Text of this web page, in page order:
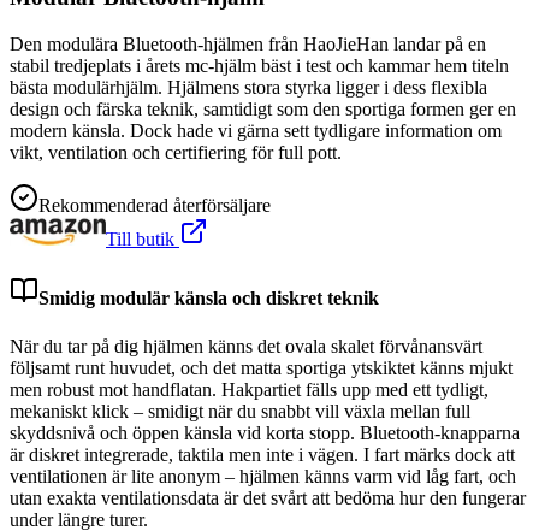
Den modulära Bluetooth-hjälmen från HaoJieHan landar på en
stabil tredjeplats i årets mc-hjälm bäst i test och kammar hem titeln
bästa modulärhjälm. Hjälmens stora styrka ligger i dess flexibla
design och färska teknik, samtidigt som den sportiga formen ger en
modern känsla. Dock hade vi gärna sett tydligare information om
vikt, ventilation och certifiering för full pott.
Rekommenderad återförsäljare
Till butik
Smidig modulär känsla och diskret teknik
När du tar på dig hjälmen känns det ovala skalet förvånansvärt
följsamt runt huvudet, och det matta sportiga ytskiktet känns mjukt
men robust mot handflatan. Hakpartiet fälls upp med ett tydligt,
mekaniskt klick – smidigt när du snabbt vill växla mellan full
skyddsnivå och öppen känsla vid korta stopp. Bluetooth-knapparna
är diskret integrerade, taktila men inte i vägen. I fart märks dock att
ventilationen är lite anonym – hjälmen känns varm vid låg fart, och
utan exakta ventilationsdata är det svårt att bedöma hur den fungerar
under längre turer.